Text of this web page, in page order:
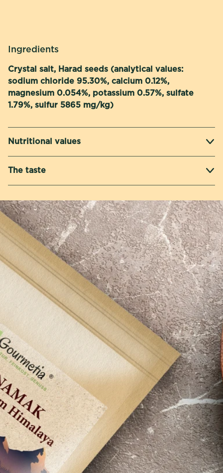
Ingredients
Crystal salt, Harad seeds (analytical values:
sodium chloride 95.30%, calcium 0.12%,
magnesium 0.054%, potassium 0.57%, sulfate
1.79%, sulfur 5865 mg/kg)
Nutritional values
The taste